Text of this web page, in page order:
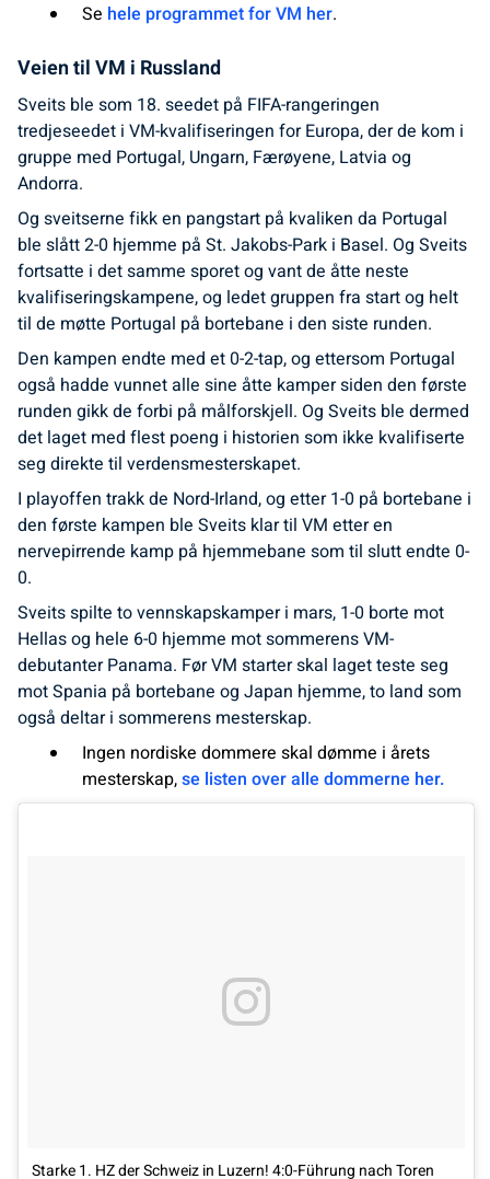
Se hele programmet for VM her.
Veien til VM i Russland
Sveits ble som 18. seedet på FIFA-rangeringen
tredjeseedet i VM-kvalifiseringen for Europa, der de kom i
gruppe med Portugal, Ungarn, Færøyene, Latvia og
Andorra.
Og sveitserne fikk en pangstart på kvaliken da Portugal
ble slått 2-0 hjemme på St. Jakobs-Park i Basel. Og Sveits
fortsatte i det samme sporet og vant de åtte neste
kvalifiseringskampene, og ledet gruppen fra start og helt
til de møtte Portugal på bortebane i den siste runden.
Den kampen endte med et 0-2-tap, og ettersom Portugal
også hadde vunnet alle sine åtte kamper siden den første
runden gikk de forbi på målforskjell. Og Sveits ble dermed
det laget med flest poeng i historien som ikke kvalifiserte
seg direkte til verdensmesterskapet.
I playoffen trakk de Nord-Irland, og etter 1-0 på bortebane i
den første kampen ble Sveits klar til VM etter en
nervepirrende kamp på hjemmebane som til slutt endte 0-
0.
Sveits spilte to vennskapskamper i mars, 1-0 borte mot
Hellas og hele 6-0 hjemme mot sommerens VM-
debutanter Panama. Før VM starter skal laget teste seg
mot Spania på bortebane og Japan hjemme, to land som
også deltar i sommerens mesterskap.
Ingen nordiske dommere skal dømme i årets
mesterskap,se listen over alle dommerne her.
Starke 1. HZ der Schweiz in Luzern! 4:0-Führung nach Toren